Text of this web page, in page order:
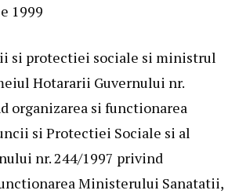
1999
si protectiei sociale si ministrul
Hotararii Guvernului nr.
organizarea si functionarea
si Protectiei Sociale si al
nr. 244/1997 privind
Ministerului Sanatatii,